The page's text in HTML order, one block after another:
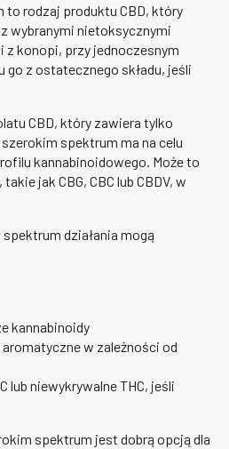
to rodzaj produktu CBD, który
wybranymi nietoksycznymi
konopi, przy jednoczesnym
go z ostatecznego składu, jeśli
CBD, który zawiera tylko
spektrum ma na celu
kannabinoidowego. Może to
jak CBG, CBC lub CBDV, w
działania mogą
kannabinoidy
w zależności od
lub niewykrywalne THC, jeśli
spektrum jest dobrą opcją dla